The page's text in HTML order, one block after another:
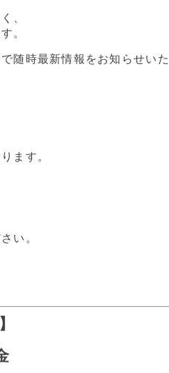
、
。
随時最新情報をお知らせい
ます。
い。